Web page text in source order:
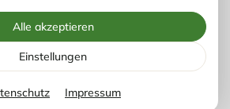
Alle akzeptieren
Einstellungen
Impressum